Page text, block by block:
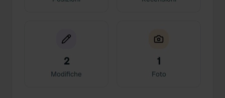
2
Modifiche
1
Foto